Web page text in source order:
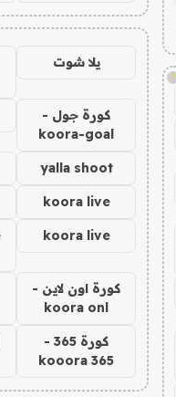
!
يلا شوت
كورة جول -
koora-goal
yalla shoot
koora live
koora live
كورة اون لاين -
koora onl
كورة 365 -
kooora 365